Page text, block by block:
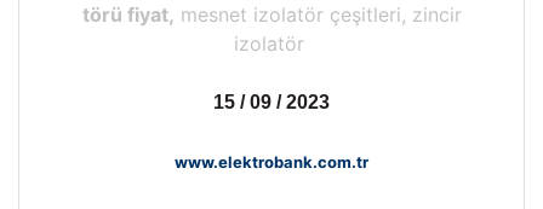
törü fiyat, mesnet izolatör çeşitleri, zincir
izolatör
15 / 09 / 2023
www.elektrobank.com.tr